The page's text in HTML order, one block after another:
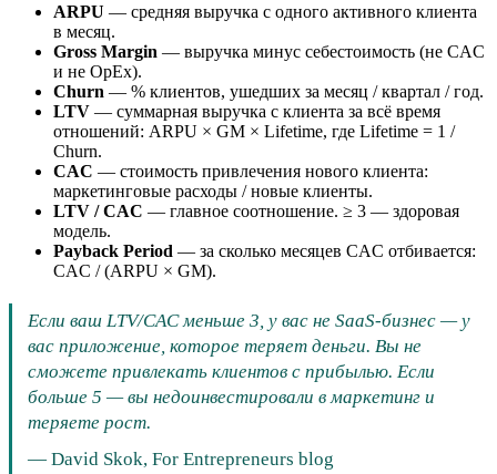
ARPU — средняя выручка с одного активного клиента
в месяц.
Gross Margin — выручка минус себестоимость (не CAC
и не OpEx).
Churn — % клиентов, ушедших за месяц / квартал / год.
LTV — суммарная выручка с клиента за всё время
отношений: ARPU × GM × Lifetime, где Lifetime = 1 /
Churn.
CAC — стоимость привлечения нового клиента:
маркетинговые расходы / новые клиенты.
LTV / CAC — главное соотношение. ≥ 3 — здоровая
модель.
Payback Period — за сколько месяцев CAC отбивается:
CAC / (ARPU × GM).
Если ваш LTV/CAC меньше 3, у вас не SaaS-бизнес — у
вас приложение, которое теряет деньги. Вы не
сможете привлекать клиентов с прибылью. Если
больше 5 — вы недоинвестировали в маркетинг и
теряете рост.
— David Skok, For Entrepreneurs blog